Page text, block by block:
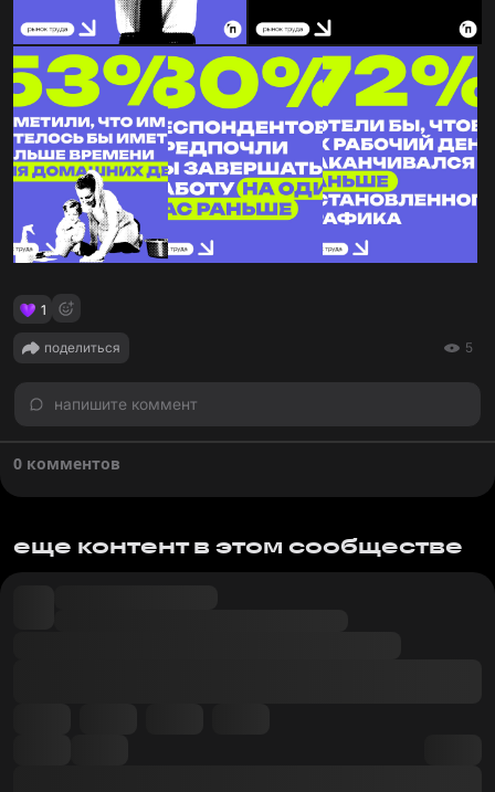
1
поделиться 5
напишите коммент
0 комментов
еще контент в этом сообществе